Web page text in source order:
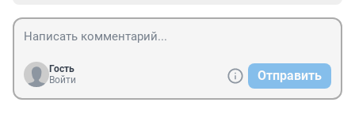
Гость
Войти
Отправить